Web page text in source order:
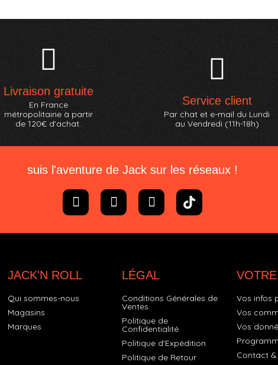
Livraison gratuite
En France
métropolitaine à partir
de 120€ d'achat.
Service client
Par chat et e-mail du Lundi
au Vendredi (11h-18h)
suis l'aventure de Jack sur les réseaux !
JACK'N ROLL
Qui sommes-nous
Magasins
Marques
LÉGAL
Conditions Générales de
Ventes
Politique de
Confidentialité
Politique d'Expédition
Politique de Retour
Vos infos
Vos
Vos
Contact &